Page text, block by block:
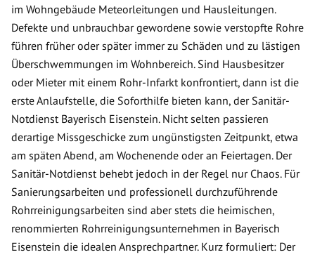
im Wohngebäude Meteorleitungen und Hausleitungen.
Defekte und unbrauchbar gewordene sowie verstopfte Rohre
führen früher oder später immer zu Schäden und zu lästigen
Überschwemmungen im Wohnbereich. Sind Hausbesitzer
oder Mieter mit einem Rohr-Infarkt konfrontiert, dann ist die
erste Anlaufstelle, die Soforthilfe bieten kann, der Sanitär-
Notdienst Bayerisch Eisenstein. Nicht selten passieren
derartige Missgeschicke zum ungünstigsten Zeitpunkt, etwa
am späten Abend, am Wochenende oder an Feiertagen. Der
Sanitär-Notdienst behebt jedoch in der Regel nur Chaos. Für
Sanierungsarbeiten und professionell durchzuführende
Rohrreinigungsarbeiten sind aber stets die heimischen,
renommierten Rohrreinigungsunternehmen in Bayerisch
Eisenstein die idealen Ansprechpartner. Kurz formuliert: Der